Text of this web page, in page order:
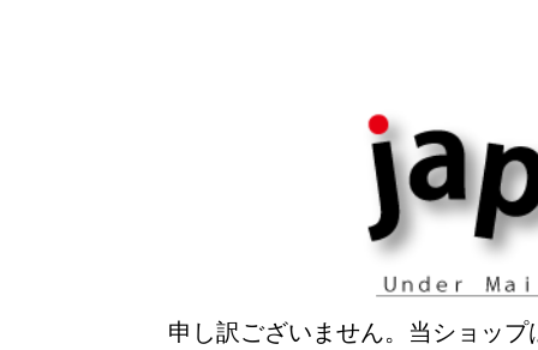
申し訳ございません。当ショッ